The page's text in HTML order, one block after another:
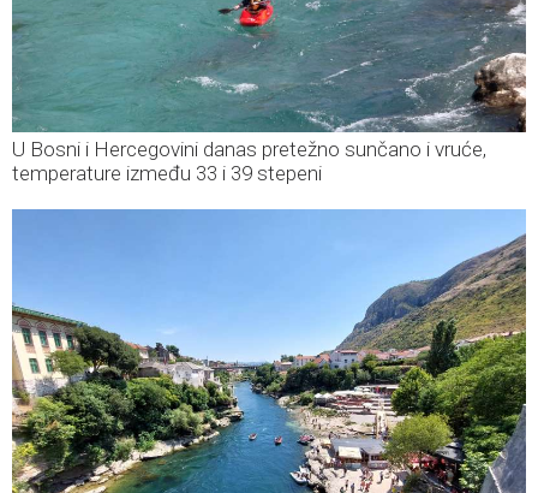
U Bosni i Hercegovini danas pretežno sunčano i vruće,
temperature između 33 i 39 stepeni